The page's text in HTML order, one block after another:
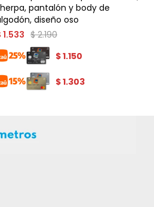
pantalón y body de
diseño oso
1.533 $ 2.190
$1.150
$1.303